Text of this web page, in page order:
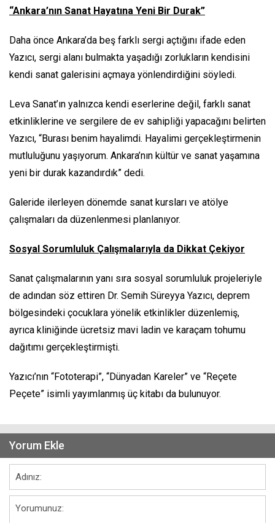
“Ankara’nın Sanat Hayatına Yeni Bir Durak”
Daha önce Ankara’da beş farklı sergi açtığını ifade eden
Yazıcı, sergi alanı bulmakta yaşadığı zorlukların kendisini
kendi sanat galerisini açmaya yönlendirdiğini söyledi.
Leva Sanat’ın yalnızca kendi eserlerine değil, farklı sanat
etkinliklerine ve sergilere de ev sahipliği yapacağını belirten
Yazıcı, “Burası benim hayalimdi. Hayalimi gerçekleştirmenin
mutluluğunu yaşıyorum. Ankara’nın kültür ve sanat yaşamına
yeni bir durak kazandırdık” dedi.
Galeride ilerleyen dönemde sanat kursları ve atölye
çalışmaları da düzenlenmesi planlanıyor.
Sosyal Sorumluluk Çalışmalarıyla da Dikkat Çekiyor
Sanat çalışmalarının yanı sıra sosyal sorumluluk projeleriyle
de adından söz ettiren Dr. Semih Süreyya Yazıcı, deprem
bölgesindeki çocuklara yönelik etkinlikler düzenlemiş,
ayrıca kliniğinde ücretsiz mavi ladin ve karaçam tohumu
dağıtımı gerçekleştirmişti.
Yazıcı’nın “Fototerapi”, “Dünyadan Kareler” ve “Reçete
Peçete” isimli yayımlanmış üç kitabı da bulunuyor.
Yorum Ekle